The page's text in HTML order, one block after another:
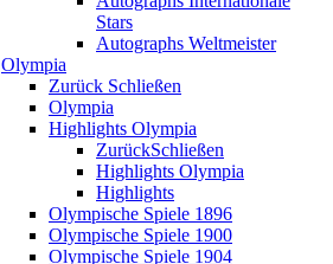
Stars
Autographs Weltmeister
Olympia
Zurück Schließen
Olympia
Highlights Olympia
ZurückSchließen
Highlights Olympia
Highlights
Olympische Spiele 1896
Olympische Spiele 1900
Olympische Spiele 1904